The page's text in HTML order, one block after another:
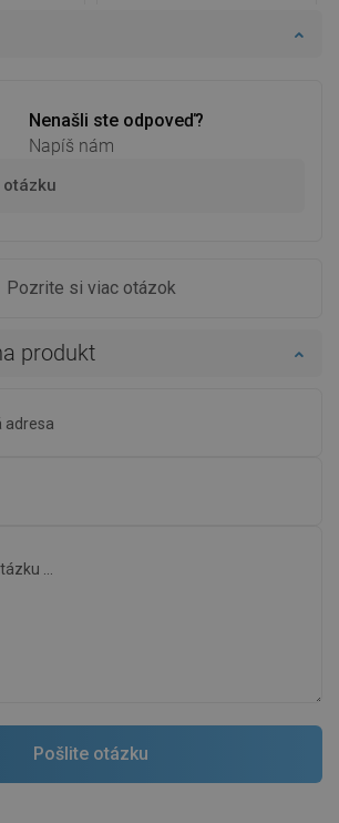
Nenašli ste odpoveď?
Napíš nám
otázku
Pozrite si viac otázok
produkt